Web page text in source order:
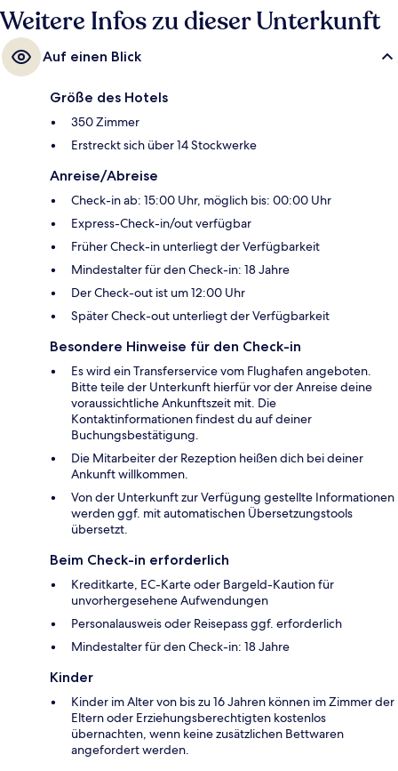
11 Minuten (Straßenbahnhaltestelle Avanchet).
Weitere Infos zu dieser Unterkunft
Auf einen Blick
Größe des Hotels
350 Zimmer
Erstreckt sich über 14 Stockwerke
Anreise/Abreise
Check-in ab: 15:00 Uhr, möglich bis: 00:00 Uhr
Express-Check-in/out verfügbar
Früher Check-in unterliegt der Verfügbarkeit
Mindestalter für den Check-in: 18 Jahre
Der Check-out ist um 12:00 Uhr
Später Check-out unterliegt der Verfügbarkeit
Besondere Hinweise für den Check-in
Es wird ein Transferservice vom Flughafen angeboten.
Bitte teile der Unterkunft hierfür vor der Anreise deine
voraussichtliche Ankunftszeit mit. Die
Kontaktinformationen findest du auf deiner
Buchungsbestätigung.
Die Mitarbeiter der Rezeption heißen dich bei deiner
Ankunft willkommen.
Von der Unterkunft zur Verfügung gestellte Informationen
werden ggf. mit automatischen Übersetzungstools
übersetzt.
Beim Check-in erforderlich
Kreditkarte, EC-Karte oder Bargeld-Kaution für
unvorhergesehene Aufwendungen
Personalausweis oder Reisepass ggf. erforderlich
Mindestalter für den Check-in: 18 Jahre
Kinder
Kinder im Alter von bis zu 16 Jahren können im Zimmer der
Eltern oder Erziehungsberechtigten kostenlos
übernachten, wenn keine zusätzlichen Bettwaren
angefordert werden.